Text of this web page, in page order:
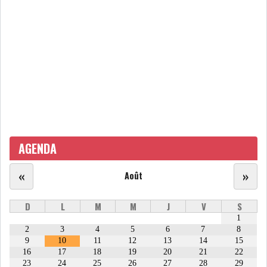
AGENDA
Août
« »
D L M M J V S
1
2
3 4 5 6 7
8
9
10 11 12 13 14
15
16
17 18 19 20 21
22
23
24 25 26 27 28 29